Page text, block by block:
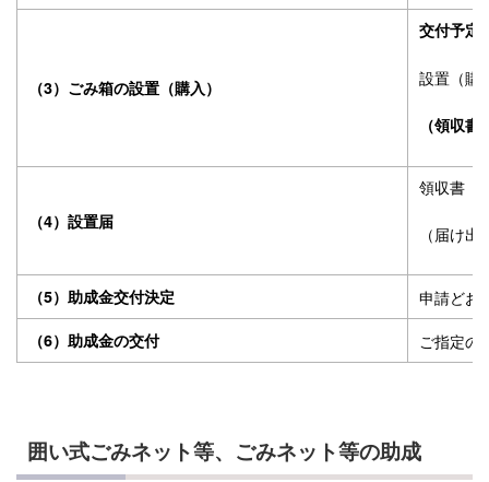
（3）ごみ箱の設置（購入）
交付予定
設置（購
（領収
（4）設置届
領収書（
（届け
（5）助成金交付決定 申請どお
（6）助成金の交付 ご指定の
囲い式ごみネット等、ごみネット等の助成